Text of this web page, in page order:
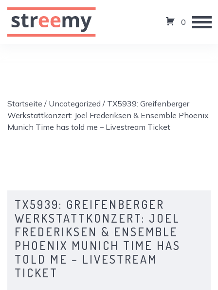
0
Startseite / Uncategorized / TX5939: Greifenberger
Werkstattkonzert: Joel Frederiksen & Ensemble Phoenix
Munich Time has told me – Livestream Ticket
TX5939: GREIFENBERGER
WERKSTATTKONZERT: JOEL
FREDERIKSEN & ENSEMBLE
PHOENIX MUNICH TIME HAS
TOLD ME – LIVESTREAM
TICKET